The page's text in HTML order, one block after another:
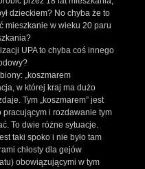
dzieckiem? No chyba że to
mieszkanie w wieku 20 paru
UPA to chyba coś innego
„koszmarem
w której kraj ma dużo
Tym „koszmarem” jest
i rozdawanie tym
To dwie różne sytuacje.
taki spoko i nie było tam
chłosty dla gejów
obowiązującymi w tym